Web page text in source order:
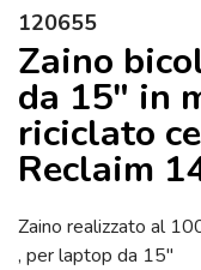
Home »
riciclato certificato
120655
Zaino
da 15″ in
riciclato
Reclaim
Zaino realizzato al
, per laptop da 15″